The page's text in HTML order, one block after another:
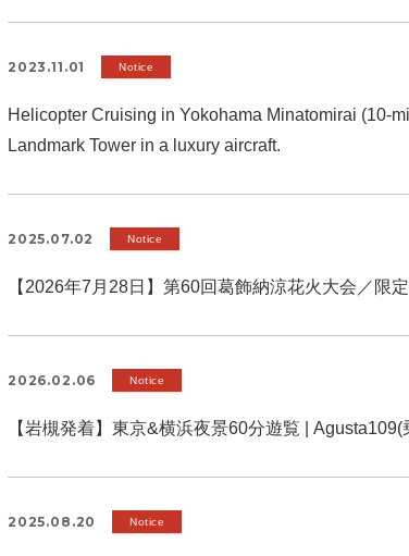
2023.11.01 Notice
Helicopter Cruising in Yokohama Minatomirai (10-
Landmark Tower in a luxury aircraft.
2025.07.02 Notice
【2026年7月28日】第60回葛飾納涼花火大会／限
2026.02.06 Notice
【岩槻発着】東京&横浜夜景60分遊覧 |
2025.08.20 Notice